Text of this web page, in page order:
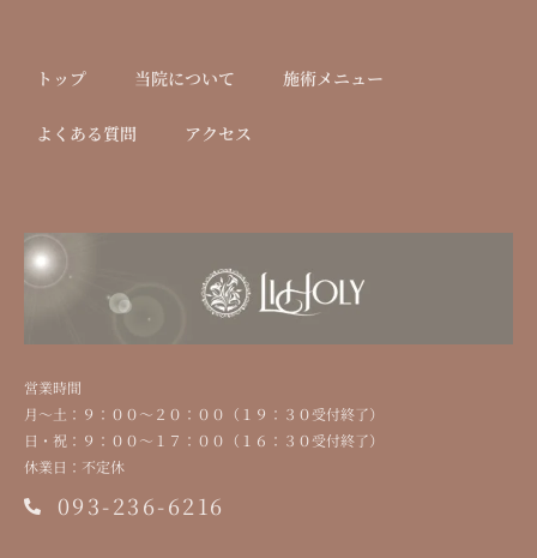
営業時間
⽉〜⼟：９：００〜２０：００（１９：３０受付終了）
⽇・祝：９：００〜１７：００（１６：３０受付終了）
休業⽇：不定休
093-236-6216
トップ 当院について 施術メニュー
よくある質問 アクセス